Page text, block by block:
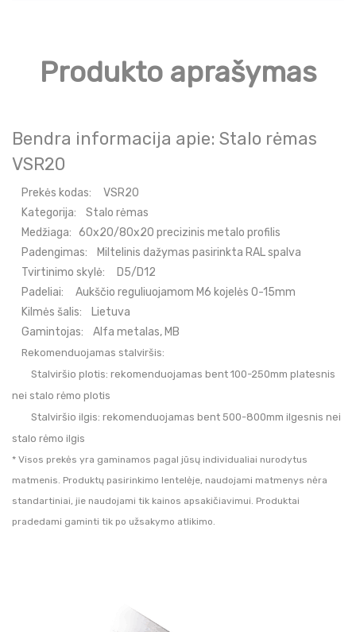
Produkto aprašymas
Bendra informacija apie: Stalo rėmas
VSR20
Prekės kodas:
VSR20
Kategorija: Stalo rėmas
Medžiaga: 60x20/80x20 precizinis metalo profilis
Padengimas:
Miltelinis dažymas pasirinkta RAL spalva
Tvirtinimo skylė:
D5/D12
Padeliai: Aukščio reguliuojamom M6 kojelės 0-15mm
Kilmės šalis:
Lietuva
Gamintojas:
Alfa metalas, MB
Rekomenduojamas stalviršis:
Stalviršio plotis: rekomenduojamas bent 100-250mm platesnis
nei stalo rėmo plotis
Stalviršio ilgis: rekomenduojamas bent 500-800mm ilgesnis nei
stalo rėmo ilgis
* Visos prekės yra gaminamos pagal jūsų individualiai nurodytus
matmenis. Produktų pasirinkimo lentelėje, naudojami matmenys nėra
standartiniai, jie naudojami tik kainos apsakičiavimui. Produktai
pradedami gaminti tik po užsakymo atlikimo.